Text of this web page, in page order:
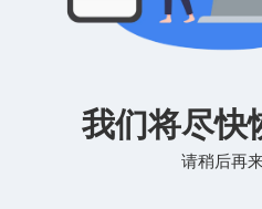
我们将尽快
请稍后再来